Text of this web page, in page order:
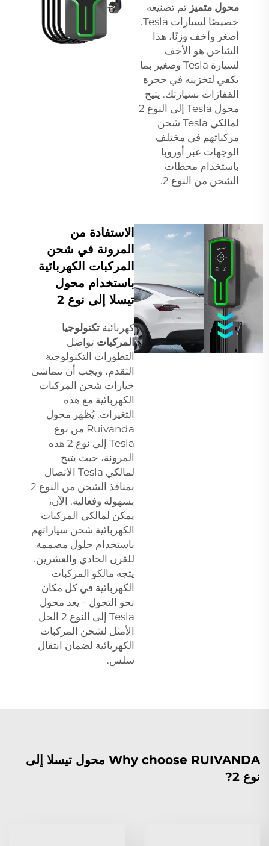
محول متميز تم تصنيعه
خصيصًا لسيارات Tesla.
أصغر وأخف وزنًا، هذا
الشاحن هو الأخف
لسيارة Tesla وصغير بما
يكفي لتخزينه في حجرة
القفازات بسيارتك. يتيح
محول Tesla إلى النوع 2
لمالكي Tesla شحن
مركباتهم في مختلف
الوجهات عبر أوروبا
باستخدام محطات
الشحن من النوع 2.
الاستفادة من
المرونة في شحن
المركبات الكهربائية
باستخدام محول
تيسلا إلى نوع 2
كهربائية تكنولوجيا
المركبات تواصل
التطورات التكنولوجية
التقدم، ويجب أن تتماشى
خيارات شحن المركبات
الكهربائية مع هذه
التغيرات. يُظهر محول
Ruivanda من نوع
Tesla إلى نوع 2 هذه
المرونة، حيث يتيح
لمالكي Tesla الاتصال
بمنافذ الشحن من النوع 2
بسهولة وفعالية. الآن،
يمكن لمالكي المركبات
الكهربائية شحن سياراتهم
باستخدام حلول مصممة
للقرن الحادي والعشرين.
يتجه مالكو المركبات
الكهربائية في كل مكان
نحو التحول - يعد محول
Tesla إلى النوع 2 الحل
الأمثل لشحن المركبات
الكهربائية لضمان انتقال
سلس.
Why choose RUIVANDA محول تيسلا إلى
نوع 2?